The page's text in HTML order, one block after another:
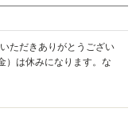
ただきありがとうござい
）は休みになります。な